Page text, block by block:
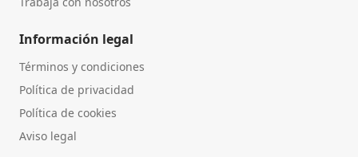
Información legal
Términos y condiciones
Política de privacidad
Política de cookies
Aviso legal